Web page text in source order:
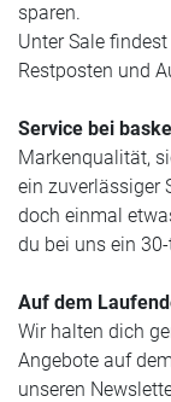
sparen.
Unter Sale
Restposten und
Service bei
Markenqualität,
ein zuverlässiger
doch einmal
du bei uns ein
Auf dem
Wir halten dich
Angebote auf
unseren